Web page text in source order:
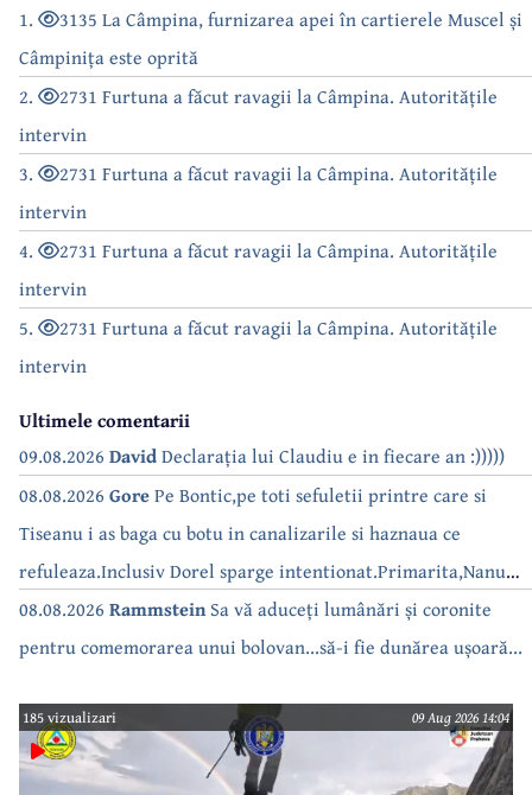
1.
3135 La Câmpina, furnizarea apei în cartierele Muscel și
Câmpinița este oprită
2.
2731 Furtuna a făcut ravagii la Câmpina. Autoritățile
intervin
3.
2731 Furtuna a făcut ravagii la Câmpina. Autoritățile
intervin
4.
2731 Furtuna a făcut ravagii la Câmpina. Autoritățile
intervin
5.
2731 Furtuna a făcut ravagii la Câmpina. Autoritățile
intervin
Ultimele comentarii
09.08.2026 DavidDeclarația lui Claudiu e in fiecare an :)))))
08.08.2026 GorePe Bontic,pe toti sefuletii printre care si
Tiseanu i as baga cu botu in canalizarile si haznaua ce
refuleaza.Inclusiv Dorel sparge intentionat.Primarita,Nanu
bea apa de la robinet.Asta as intreba o si pe Izabel Mitrea
08.08.2026 RammsteinSa vă aduceți lumânări și coronite
pentru comemorarea unui bolovan...să-i fie dunărea ușoară...
185 vizualizari 09 Aug 2026 14:04